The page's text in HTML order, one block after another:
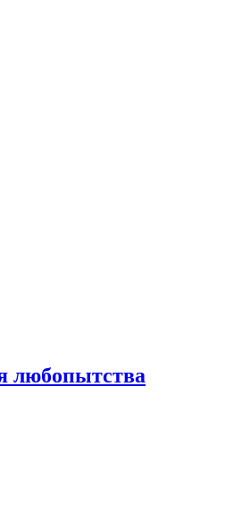
любопытства